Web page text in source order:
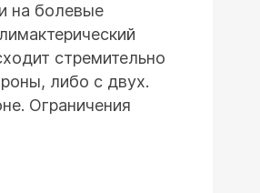
на болевые
стремительно
либо с двух.
Ограничения